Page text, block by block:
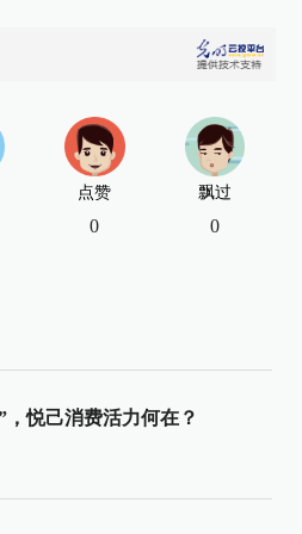
点赞
0
飘过
0
，悦己消费活力何在？